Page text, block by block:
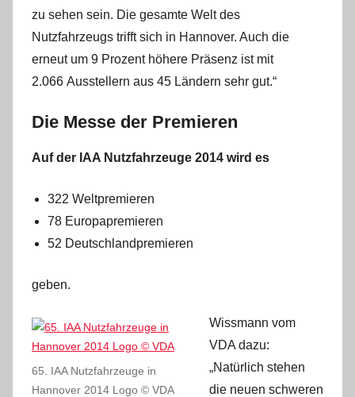
zu sehen sein. Die gesamte Welt des
Nutzfahrzeugs trifft sich in Hannover. Auch die
erneut um 9 Prozent höhere Präsenz ist mit
2.066 Ausstellern aus 45 Ländern sehr gut.“
Die Messe der Premieren
Auf der IAA Nutzfahrzeuge 2014 wird es
322 Weltpremieren
78 Europapremieren
52 Deutschlandpremieren
geben.
65. IAA Nutzfahrzeuge in
Hannover 2014 Logo © VDA
Wissmann vom
VDA dazu:
„Natürlich stehen
die neuen schweren